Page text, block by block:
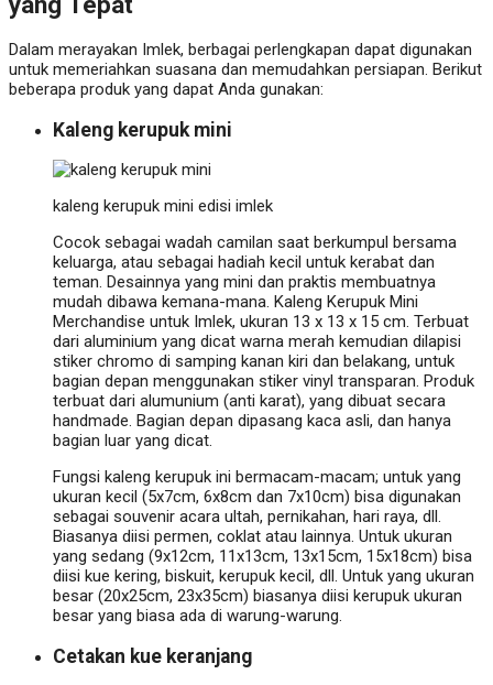
Dalam merayakan Imlek, berbagai perlengkapan dapat digunakan
untuk memeriahkan suasana dan memudahkan persiapan. Berikut
beberapa produk yang dapat Anda gunakan:
Kaleng kerupuk mini
kaleng kerupuk mini edisi imlek
Cocok sebagai wadah camilan saat berkumpul bersama
keluarga, atau sebagai hadiah kecil untuk kerabat dan
teman. Desainnya yang mini dan praktis membuatnya
mudah dibawa kemana-mana. Kaleng Kerupuk Mini
Merchandise untuk Imlek, ukuran 13 x 13 x 15 cm. Terbuat
dari aluminium yang dicat warna merah kemudian dilapisi
stiker chromo di samping kanan kiri dan belakang, untuk
bagian depan menggunakan stiker vinyl transparan. Produk
terbuat dari alumunium (anti karat), yang dibuat secara
handmade. Bagian depan dipasang kaca asli, dan hanya
bagian luar yang dicat.
Fungsi kaleng kerupuk ini bermacam-macam; untuk yang
ukuran kecil (5x7cm, 6x8cm dan 7x10cm) bisa digunakan
sebagai souvenir acara ultah, pernikahan, hari raya, dll.
Biasanya diisi permen, coklat atau lainnya. Untuk ukuran
yang sedang (9x12cm, 11x13cm, 13x15cm, 15x18cm) bisa
diisi kue kering, biskuit, kerupuk kecil, dll. Untuk yang ukuran
besar (20x25cm, 23x35cm) biasanya diisi kerupuk ukuran
besar yang biasa ada di warung-warung.
Cetakan kue keranjang